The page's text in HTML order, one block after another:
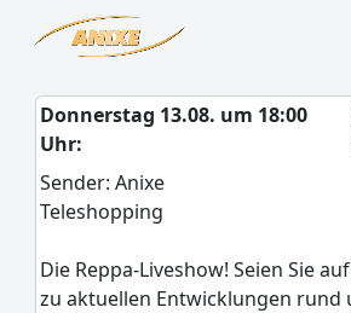
Donnerstag 13.08. um 18:00
Uhr:
Sender: Anixe
Teleshopping
Die Reppa-Liveshow! Seien Sie
zu aktuellen Entwicklungen rund